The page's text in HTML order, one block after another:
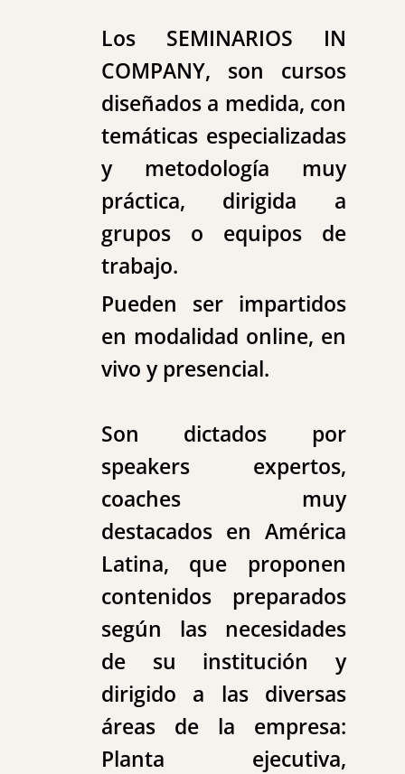
Los SEMINARIOS IN
COMPANY, son cursos
diseñados a medida, con
temáticas especializadas
y metodología muy
práctica, dirigida a
grupos o equipos de
trabajo.
Pueden ser impartidos
en modalidad online, en
vivo y presencial.
Son dictados por
speakers expertos,
coaches muy
destacados en América
Latina, que proponen
contenidos preparados
según las necesidades
de su institución y
dirigido a las diversas
áreas de la empresa:
Planta ejecutiva,